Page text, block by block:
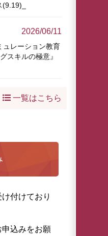
2026/06/11
ュレーション教育
スキルの極意』
一覧はこちら
付けており
込みをお願